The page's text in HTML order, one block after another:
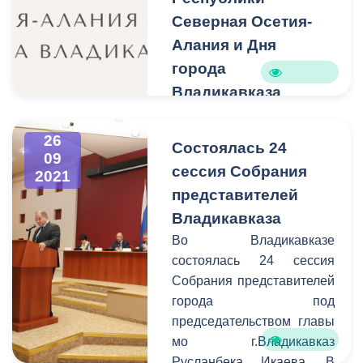
Северная Осетия-
Алания и Дня
города
Владикавказа
посвященных
празднованию Дня
Республики Северная
Осетия-Алания и Дня
города Владикавказа.
26
09
2021
Состоялась 24
сессия Собрания
представителей
Владикавказа
Во Владикавказе
состоялась 24 сессия
Собрания представителей
города под
председательством главы
мо г.Владикавказ